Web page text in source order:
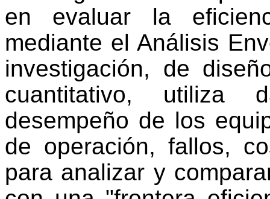
en evaluar la
mediante el Análisis
investigación, de
cuantitativo, utiliza
desempeño de los
de operación, fallos,
para analizar y